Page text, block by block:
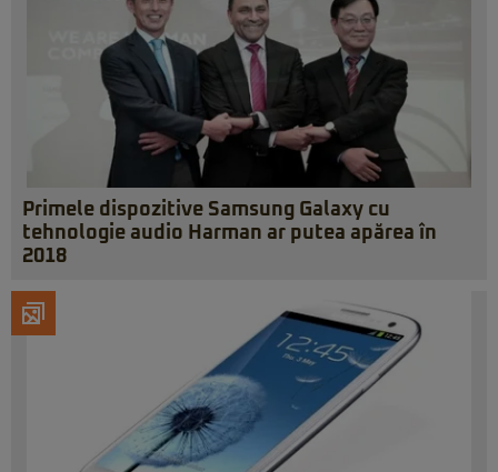
Primele dispozitive Samsung Galaxy cu
tehnologie audio Harman ar putea apărea în
2018